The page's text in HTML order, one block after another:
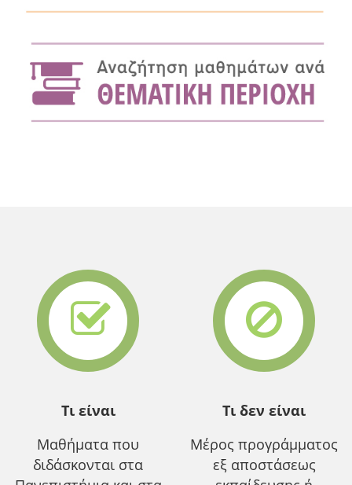
Τι είναι
Μαθήματα που
διδάσκονται στα
Τι δεν είναι
Μέρος προγράμματος
εξ αποστάσεως